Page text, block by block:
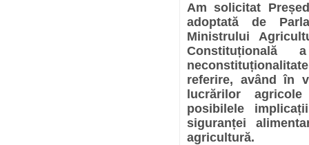
Am solicitat
adoptată de
Ministrului
referire, având în
lucrărilor
posibilele
siguranței
agricultură.